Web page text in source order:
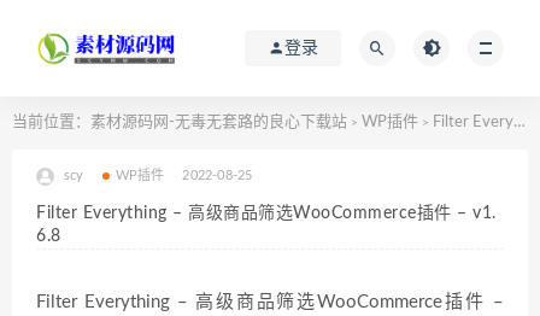
登录
当前位置： 素材源码网-无毒无套路的良心下载站 > WP插件 > Filter Everything – 高级商品筛选WooCommerce插件 – v1.6.8
scy WP插件 2022-08-25
Filter Everything – 高级商品筛选WooCommerce插件 – v1.
6.8
Filter Everything – 高级商品筛选WooCommerce插件 –